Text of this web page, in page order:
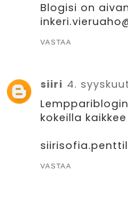
Blogisi on
VASTAA
siiri 4.
kokeilla
VASTAA